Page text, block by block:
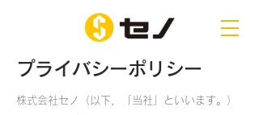
プライバシーポリシー
株式会社セノ（以下，「当社」といいます。）